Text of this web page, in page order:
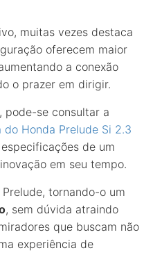
muitas vezes destaca
oferecem maior
a conexão
o prazer em dirigir.
pode-se consultar a
Honda Prelude Si 2.3
de um
em seu tempo.
tornando-o um
, sem dúvida atraindo
que buscam não
experiência de